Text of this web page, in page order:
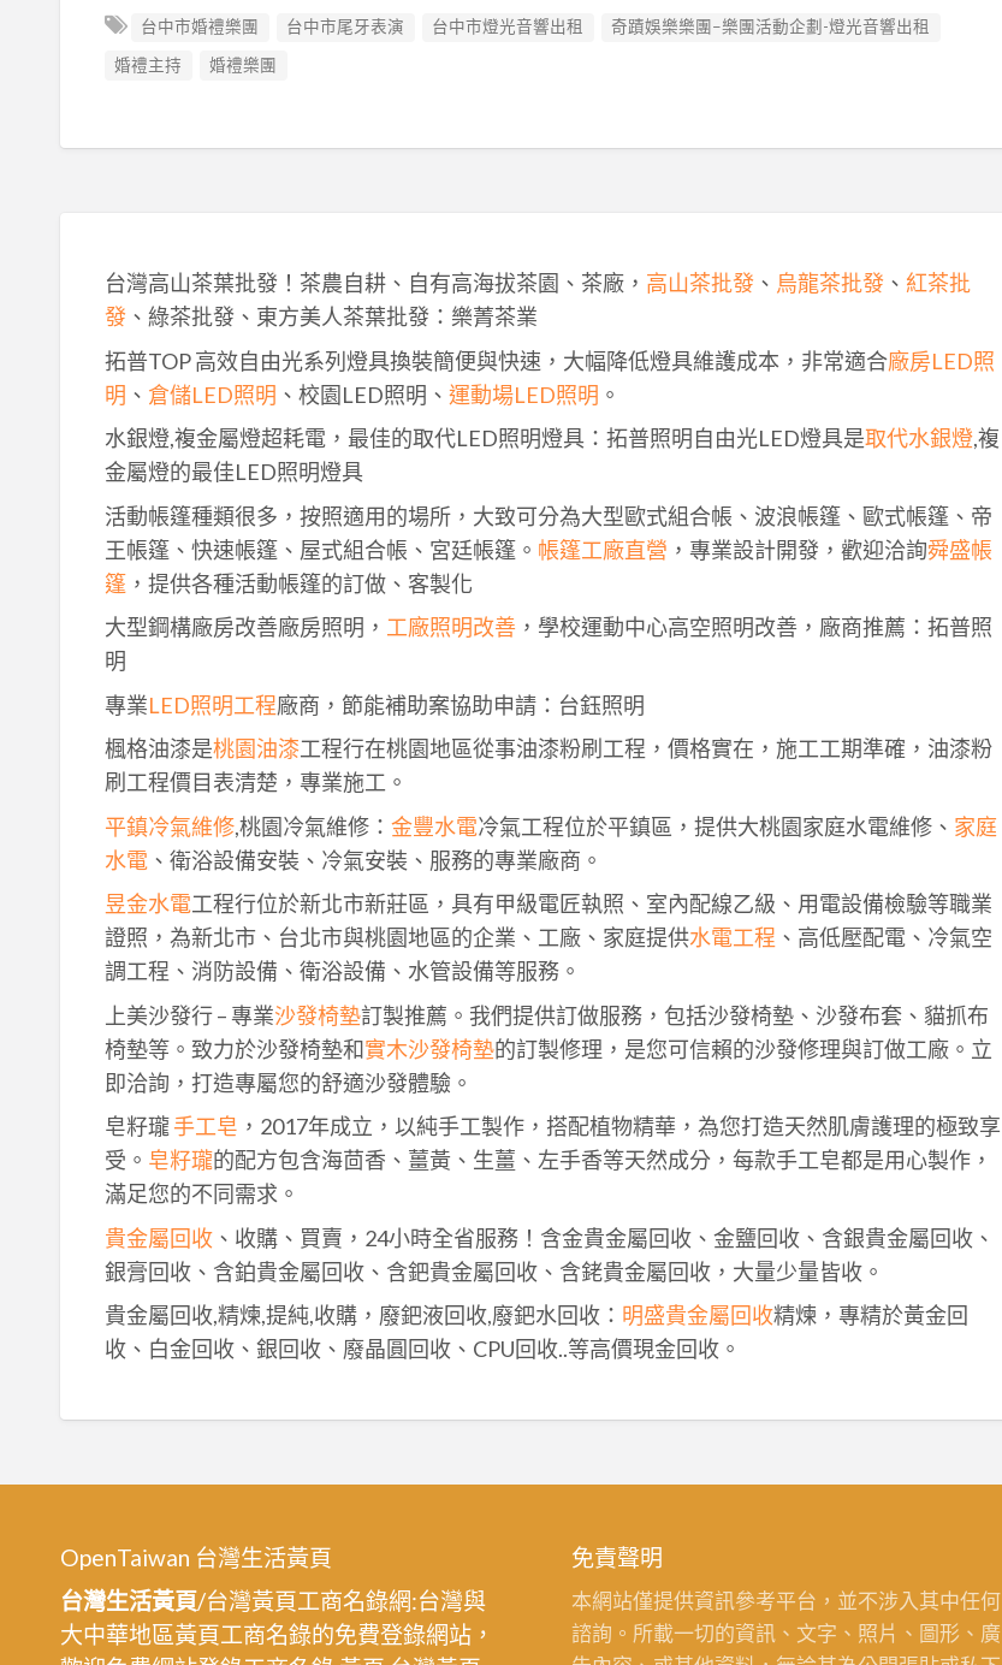
台中市婚禮樂團 台中市尾牙表演 台中市燈光音響出租
奇蹟娛樂樂團–樂團活動企劃-燈光音響出租
婚禮主持
婚禮樂團
台灣高山茶葉批發！茶農自耕、自有高海拔茶園、茶廠， 高山茶批發、 烏龍茶批發、 紅茶批
發、綠茶批發、東方美人茶葉批發：樂菁茶業
拓普TOP 高效自由光系列燈具換裝簡便與快速，大幅降低燈具維護成本，非常適合廠房LED照
明 、 倉儲LED照明 、校園LED照明、 運動場LED照明 。
水銀燈,複金屬燈超耗電，最佳的取代LED照明燈具：拓普照明自由光LED燈具是取代水銀燈,複
金屬燈的最佳LED照明燈具
活動帳篷種類很多，按照適用的場所，大致可分為大型歐式組合帳、波浪帳篷、歐式帳篷、帝
王帳篷、快速帳篷、屋式組合帳、宮廷帳篷。 帳篷工廠直營 ，專業設計開發，歡迎洽詢舜盛帳
篷，提供各種活動帳篷的訂做、客製化
大型鋼構廠房改善廠房照明， 工廠照明改善，學校運動中心高空照明改善，廠商推薦：拓普照
明
專業LED照明工程廠商，節能補助案協助申請：台鈺照明
楓格油漆是桃園油漆工程行在桃園地區從事油漆粉刷工程，價格實在，施工工期準確，油漆粉
刷工程價目表清楚，專業施工。
平鎮冷氣維修,桃園冷氣維修： 金豐水電冷氣工程位於平鎮區，提供大桃園家庭水電維修、 家庭
水電、衛浴設備安裝、冷氣安裝、服務的專業廠商。
昱金水電工程行位於新北市新莊區，具有甲級電匠執照、室內配線乙級、用電設備檢驗等職業
證照，為新北市、台北市與桃園地區的企業、工廠、家庭提供水電工程 、高低壓配電、冷氣空
調工程、消防設備、衛浴設備、水管設備等服務。
上美沙發行 – 專業沙發椅墊訂製推薦。我們提供訂做服務，包括沙發椅墊、沙發布套、貓抓布
椅墊等。致力於沙發椅墊和實木沙發椅墊的訂製修理，是您可信賴的沙發修理與訂做工廠。立
即洽詢，打造專屬您的舒適沙發體驗。
皂籽瓏手工皂 ，2017年成立，以純手工製作，搭配植物精華，為您打造天然肌膚護理的極致享
受。 皂籽瓏的配方包含海茴香、薑黃、生薑、左手香等天然成分，每款手工皂都是用心製作，
滿足您的不同需求。
貴金屬回收、收購、買賣，24小時全省服務！含金貴金屬回收、金鹽回收、含銀貴金屬回收、
銀膏回收、含鉑貴金屬回收、含鈀貴金屬回收、含銠貴金屬回收，大量少量皆收。
貴金屬回收,精煉,提純,收購，廢鈀液回收,廢鈀水回收： 明盛貴金屬回收精煉，專精於黃金回
收、白金回收、銀回收、廢晶圓回收、CPU回收..等高價現金回收。
OpenTaiwan 台灣生活黃頁
台灣生活黃頁/台灣黃頁工商名錄網:台灣與
大中華地區黃頁工商名錄的免費登錄網站，
免責聲明
本網站僅提供資訊參考平台，並不涉入其中任何
諮詢。所載一切的資訊、文字、照片、圖形、廣